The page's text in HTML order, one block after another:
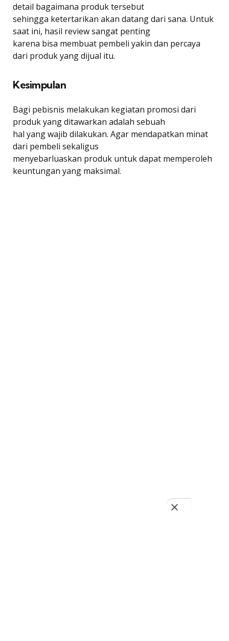
detail bagaimana produk tersebut
sehingga ketertarikan akan datang dari sana. Untuk
saat ini, hasil review sangat penting
karena bisa membuat pembeli yakin dan percaya
dari produk yang dijual itu.
Kesimpulan
Bagi pebisnis melakukan kegiatan promosi dari
produk yang ditawarkan adalah sebuah
hal yang wajib dilakukan. Agar mendapatkan minat
dari pembeli sekaligus
menyebarluaskan produk untuk dapat memperoleh
keuntungan yang maksimal.